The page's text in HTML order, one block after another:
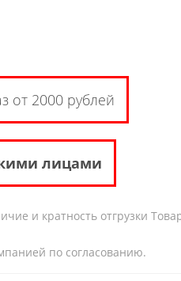
от 2000 рублей
лицами
и кратность отгрузки
по согласованию.